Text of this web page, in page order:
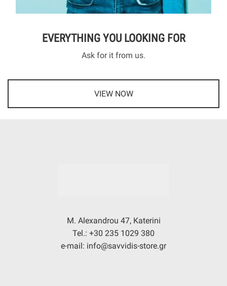
EVERYTHING YOU LOOKING FOR
Ask for it from us.
VIEW NOW
M. Alexandrou 47, Katerini
Tel.: +30 235 1029 380
e-mail: info@savvidis-store.gr